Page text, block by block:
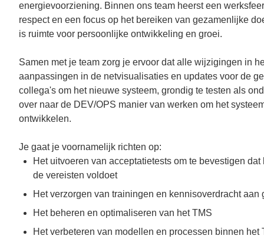
energievoorziening. Binnen ons team heerst een
respect en een focus op het bereiken van gezamenlijke
is ruimte voor persoonlijke ontwikkeling en groei.
Samen met je team zorg je ervoor dat alle wijzigingen in
aanpassingen in de netvisualisaties en updates voor de
collega's om het nieuwe systeem, grondig te testen als
over naar de DEV/OPS manier van werken om het
ontwikkelen.
Je gaat je voornamelijk richten op:
Het uitvoeren van acceptatietests om te bevestigen
de vereisten voldoet
Het verzorgen van trainingen en kennisoverdracht aan
Het beheren en optimaliseren van het TMS
Het verbeteren van modellen en processen binnen het